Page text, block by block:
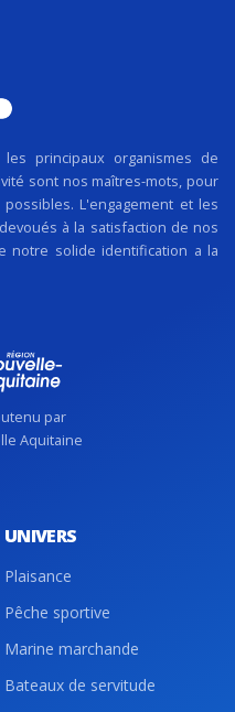
les principaux organismes de
sont nos maîtres-mots, pour
L'engagement et les
à la satisfaction de nos
notre solide identification a la
par
Aquitaine
UNIVERS
Plaisance
Pêche sportive
Marine marchande
Bateaux de servitude